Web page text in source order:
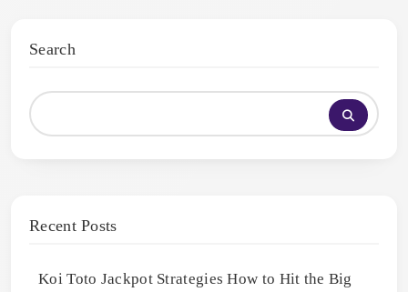
Search
Recent Posts
Koi Toto Jackpot Strategies How to Hit the Big